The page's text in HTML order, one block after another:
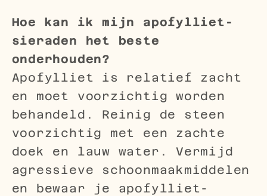
Hoe kan ik mijn apofylliet-
sieraden het beste
onderhouden?
Apofylliet is relatief zacht
en moet voorzichtig worden
behandeld. Reinig de steen
voorzichtig met een zachte
doek en lauw water. Vermijd
agressieve schoonmaakmiddelen
en bewaar je apofylliet-